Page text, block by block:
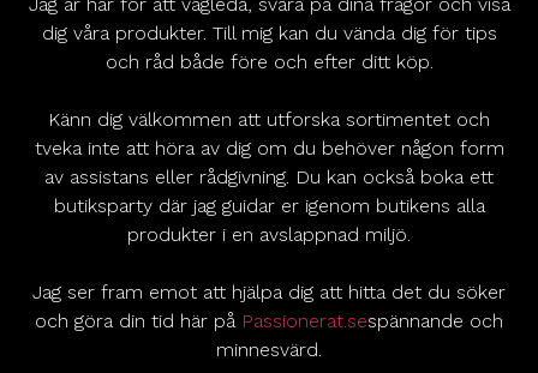
Jag är här för att vägleda, svara på dina frågor och visa
dig våra produkter. Till mig kan du vända dig för tips
och råd både före och efter ditt köp.
Känn dig välkommen att utforska sortimentet och
tveka inte att höra av dig om du behöver någon form
av assistans eller rådgivning. Du kan också boka ett
butiksparty där jag guidar er igenom butikens alla
produkter i en avslappnad miljö.
Jag ser fram emot att hjälpa dig att hitta det du söker
och göra din tid här på Passionerat.sespännande och
minnesvärd.